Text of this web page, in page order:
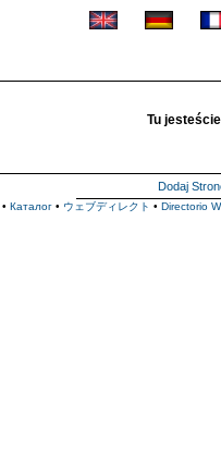
Tu
Dodaj
• Каталог • ウェブディレクト • Directorio